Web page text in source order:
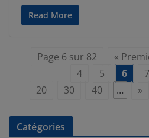
Read More
Page 6 sur 82 «
4
5 6 7
20
30 40 … »
Catégories